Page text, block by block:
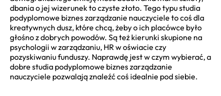
dbania o jej wizerunek to czyste złoto. Tego typu studia
podyplomowe biznes zarządzanie nauczyciele to coś dla
kreatywnych dusz, które chcą, żeby o ich placówce było
głośno z dobrych powodów. Są też kierunki skupione na
psychologii w zarządzaniu, HR w oświacie czy
pozyskiwaniu funduszy. Naprawdę jest w czym wybierać, a
dobre studia podyplomowe biznes zarządzanie
nauczyciele pozwalają znaleźć coś idealnie pod siebie.